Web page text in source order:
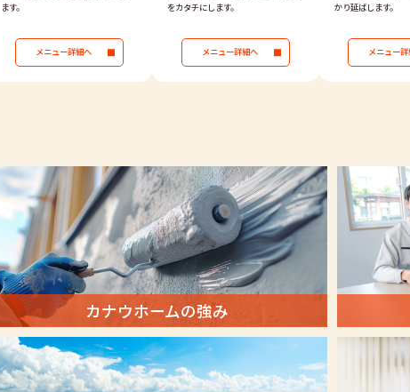
ます。
メニュー詳細へ
をカタチにします。
メニュー詳細へ
かり延ばします。
メニュー
カナウホームの強み